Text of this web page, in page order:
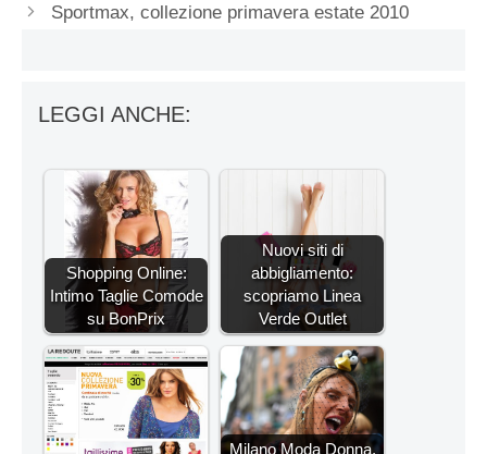
Sportmax, collezione primavera estate 2010
LEGGI ANCHE:
Shopping Online:
Intimo Taglie Comode
su BonPrix
Nuovi siti di
abbigliamento:
scopriamo Linea
Verde Outlet
Milano Moda Donna,